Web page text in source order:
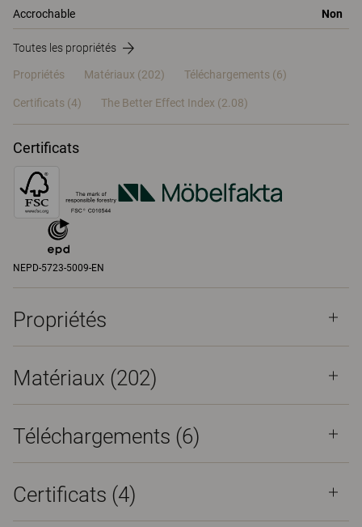
Accrochable Non
Toutes les propriétés
Propriétés Matériaux (202) Téléchargements (6)
Certificats (4) The Better Effect Index (2.08)
Certificats
NEPD-5723-5009-EN
Propriétés
Matériaux (202)
Téléchargements (6)
Certificats (4)